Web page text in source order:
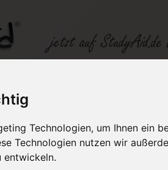
Technologien, um Ihnen ein
Technologien nutzen wir
entwickeln.
Kategorien